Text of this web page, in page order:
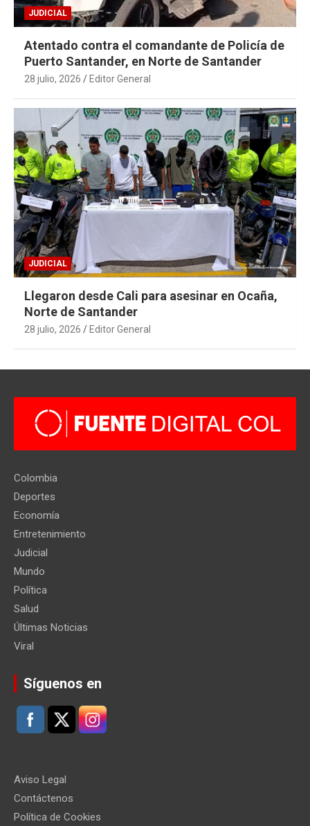
JUDICIAL
Atentado contra el comandante de Policía de
Puerto Santander, en Norte de Santander
28 julio, 2026 Editor General
JUDICIAL
Llegaron desde Cali para asesinar en Ocaña,
Norte de Santander
28 julio, 2026 Editor General
Colombia
Deportes
Economía
Entretenimiento
Judicial
Mundo
Política
Salud
Últimas Noticias
Viral
Síguenos en
Aviso Legal
Contáctenos
Política de Cookies